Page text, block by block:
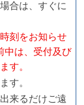
合は、すぐに
刻をお知らせ
中は、受付及び
す。
す。
来るだけご遠